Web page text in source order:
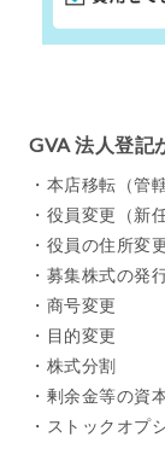
GVA 法人登記
・本店移転（管
・役員変更（新
・役員の住所変
・募集株式の発
・商号変更
・目的変更
・株式分割
・剰余金等の資
・ストックオプ